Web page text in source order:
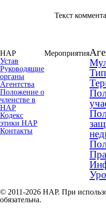
Текст
НАР
Устав
Руководящие
органы
Агентства
Положение о
членстве в
НАР
Кодекс
этики НАР
Контакты
Мероприятия
© 2011-2026 НАР. При
обязательна.